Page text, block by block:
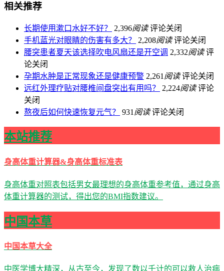
相关推荐
长期使用漱口水好不好？ 2,396阅读 评论关闭
手机蓝光对眼睛的伤害有多大？
2,208阅读 评论关闭
腰突患者夏天该选择吹电风扇还是开空调 2,332阅读 评
论关闭
孕期水肿是正常现象还是健康预警 2,261 阅读 评论关闭
远红外理疗贴对腰椎间盘突出有用吗？
2,224阅读 评论
关闭
熬夜后如何快速恢复元气？
931 阅读 评论关闭
本站推荐
身高体重计算器&身高体重标准表
身高体重对照表包括男女最理想的身高体重参考值，通过身高
体重计算器的测试，得出您的BMI指数建议。
中国本草
中国本草大全
中医学博大精深，从古至今，发现了数以千计的可以救人治病